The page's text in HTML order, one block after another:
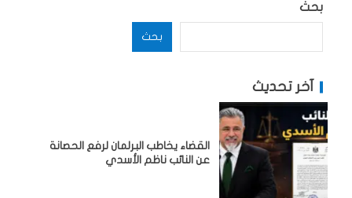
بحث
بحث
آخر تحديث
القضاء يخاطب البرلمان لرفع الحصانة
عن النائب ناظم الأسدي